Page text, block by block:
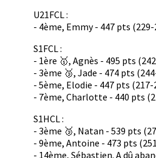
U21FCL :
- 4ème, Emmy - 447 pts (229-
S1FCL :
- 1ère 🥇, Agnès - 495 pts
- 3ème 🥉, Jade - 474 pts
- 5ème, Elodie - 447 pts (217-
- 7ème, Charlotte - 440 pts
S1HCL :
- 3ème 🥉, Natan - 539 pts
- 9ème, Antoine - 473 pts
- 14ème, Sébastien. A dû